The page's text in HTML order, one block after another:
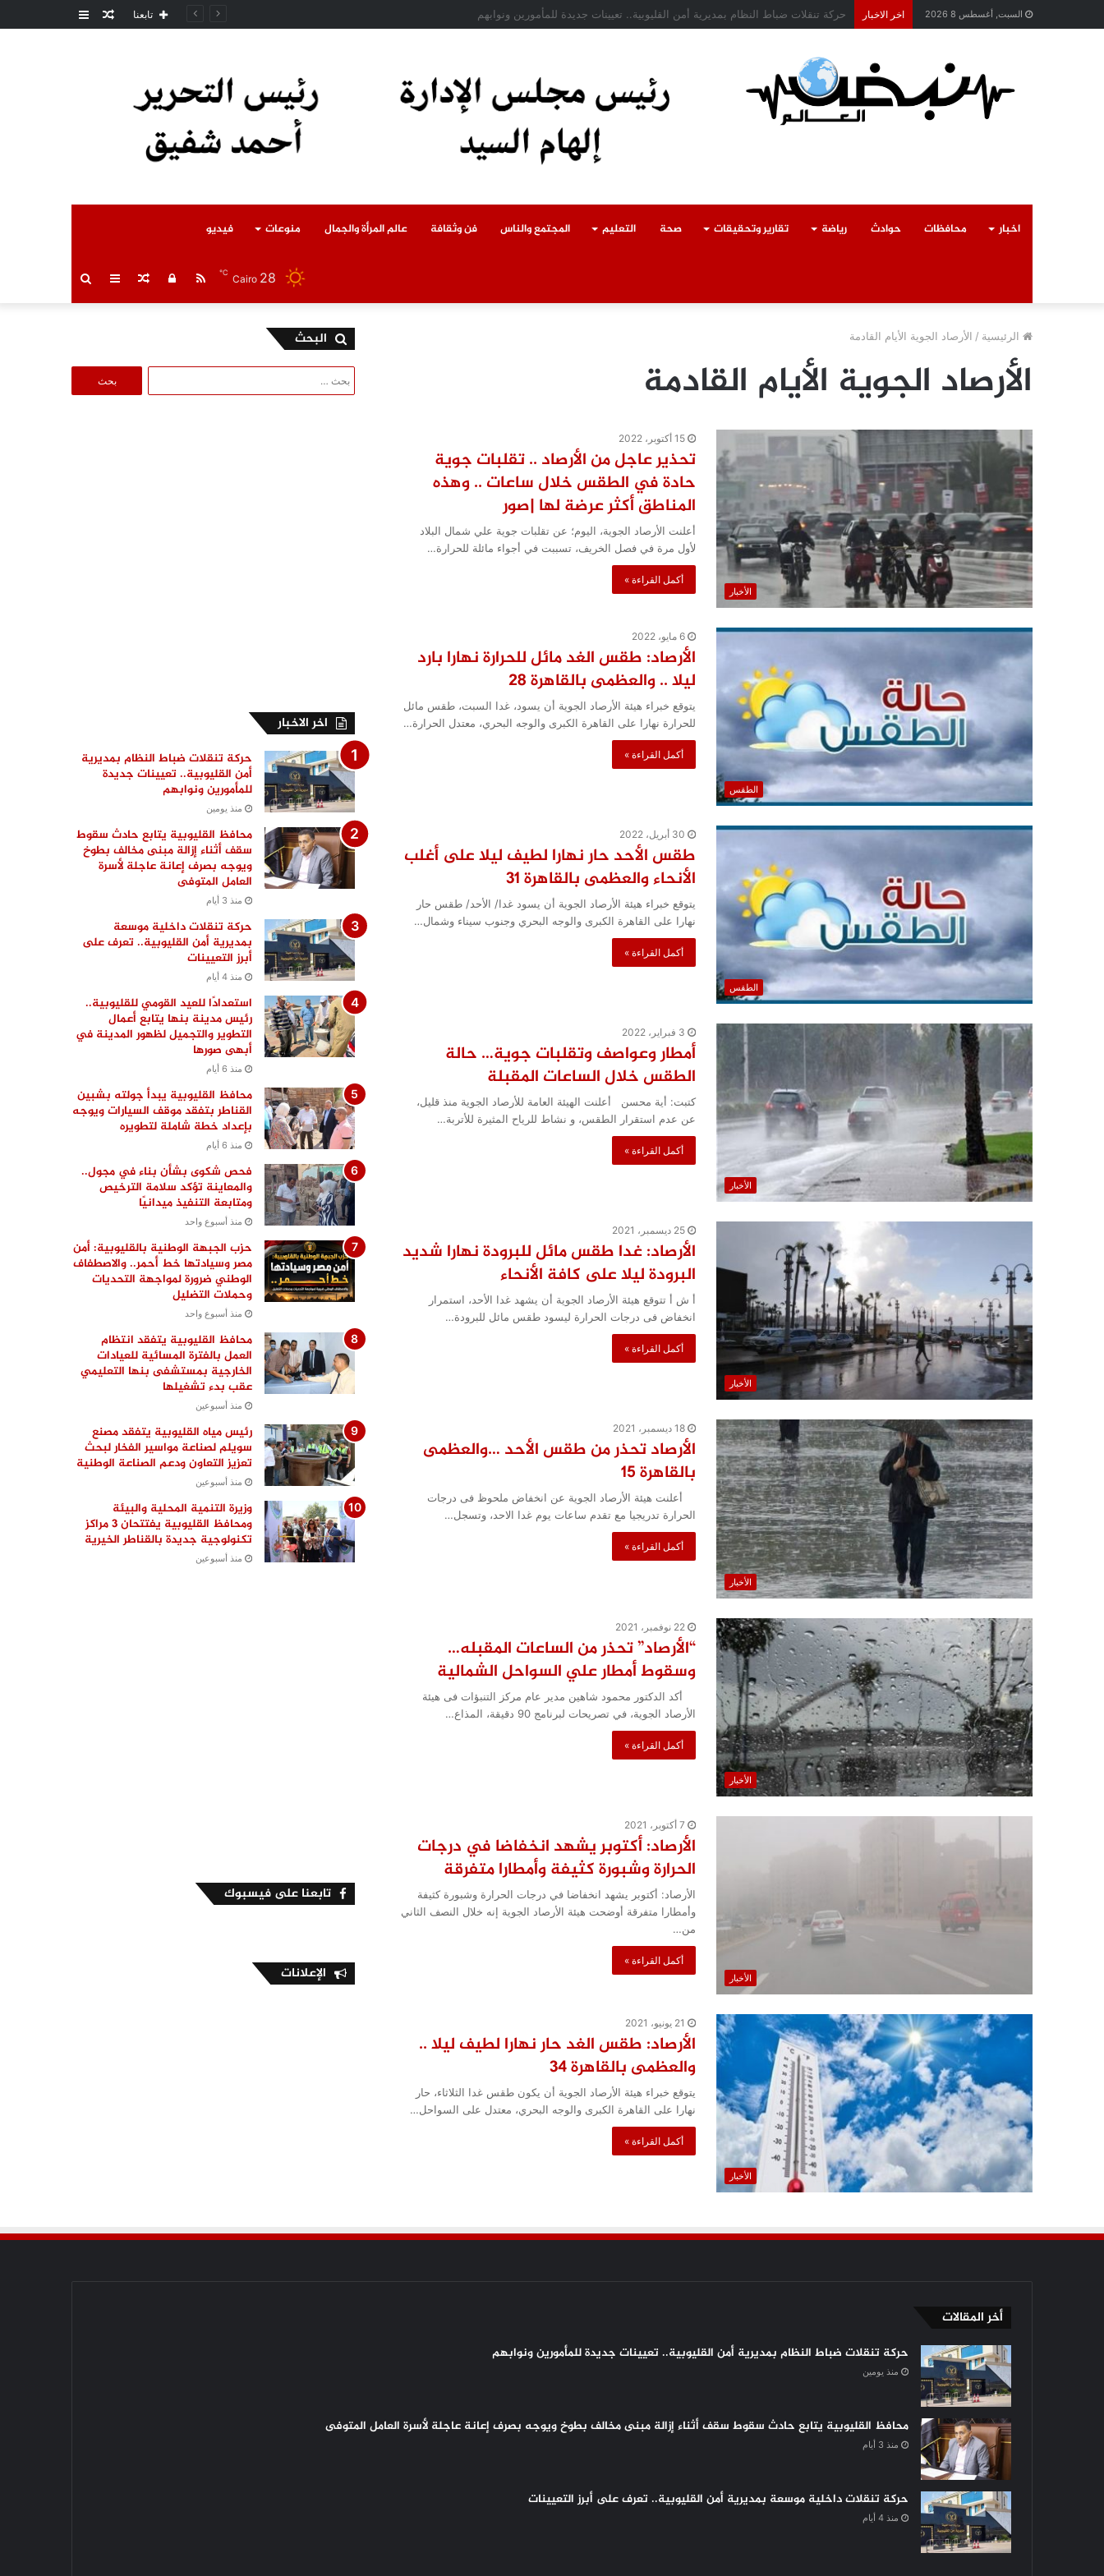
السبت, أغسطس 8 2026 اخر الاخبار محافظ القليوبية يتابع حادث سقوط سقف أثناء إزالة مبنى مخالف بطوخ ويوجه بصرف إعانة عاجلة لأسرة العامل المتوفى عمودمقال تابعنا
اخبار محافظات حوادث رياضة تقارير وتحقيقات صحة التعليم المجتمع والناس فن وثقافة عالم المرأة والجمال منوعات فيديو
بحث عمود مقالتسجيل RSS Cairo 28
℃
الرئيسية / الأرصاد الجوية الأيام القادمة
الأرصاد الجوية الأيام القادمة
الأخبار
15 أكتوبر، 2022
تحذير عاجل من الأرصاد .. تقلبات جوية
حادة في الطقس خلال ساعات .. وهذه
المناطق أكثر عرضة لها |صور
أعلنت الأرصاد الجوية، اليوم؛ عن تقلبات جوية علي شمال البلاد
لأول مرة في فصل الخريف، تسببت في أجواء مائلة للحرارة…
أكمل القراءة »
الطقس
6 مايو، 2022
الأرصاد: طقس الغد مائل للحرارة نهارا بارد
ليلا .. والعظمى بالقاهرة 28
يتوقع خبراء هيئة الأرصاد الجوية أن يسود، غدا السبت، طقس مائل
للحرارة نهارا على القاهرة الكبرى والوجه البحري، معتدل الحرارة…
أكمل القراءة »
الطقس
30 أبريل، 2022
طقس الأحد حار نهارا لطيف ليلا على أغلب
الأنحاء والعظمى بالقاهرة 31
يتوقع خبراء هيئة الأرصاد الجوية أن يسود غدا/ الأحد/ طقس حار
نهارا على القاهرة الكبرى والوجه البحري وجنوب سيناء وشمال…
أكمل القراءة »
الأخبار
3 فبراير، 2022
أمطار وعواصف وتقلبات جوية… حالة
الطقس خلال الساعات المقبلة
كتبت: أية محسن أعلنت الهيئة العامة للأرصاد الجوية منذ قليل،
عن عدم استقرار الطقس، و نشاط للرياح المثيرة للأتربة…
أكمل القراءة »
الأخبار
25 ديسمبر، 2021
الأرصاد: غدا طقس مائل للبرودة نهارا شديد
البرودة ليلا على كافة الأنحاء
أ ش أ تتوقع هيئة الأرصاد الجوية أن يشهد غدا الأحد، استمرار
انخفاض فى درجات الحرارة ليسود طقس مائل للبرودة…
أكمل القراءة »
الأخبار
18 ديسمبر، 2021
الأرصاد تحذر من طقس الأحد …والعظمى
بالقاهرة 15
أعلنت هيئة الأرصاد الجوية عن انخفاض ملحوظ فى درجات
الحرارة تدريجيا مع تقدم ساعات يوم غدا الاحد، وتسجل…
أكمل القراءة »
الأخبار
22 نوفمبر، 2021
“الأرصاد” تحذر من الساعات المقبله…
وسقوط أمطار علي السواحل الشمالية
أكد الدكتور محمود شاهين مدير عام مركز التنبؤات فى هيئة
الأرصاد الجوية، في تصريحات لبرنامج 90 دقيقة، المذاع…
أكمل القراءة »
الأخبار
7 أكتوبر، 2021
الأرصاد: أكتوبر يشهد انخفاضا في درجات
الحرارة وشبورة كثيفة وأمطارا متفرقة
الأرصاد: أكتوبر يشهد انخفاضا في درجات الحرارة وشبورة كثيفة
وأمطارا متفرقة أوضحت هيئة الأرصاد الجوية إنه خلال النصف الثاني
من…
أكمل القراءة »
الأخبار
21 يونيو، 2021
الأرصاد: طقس الغد حار نهارا لطيف ليلا ..
والعظمى بالقاهرة 34
يتوقع خبراء هيئة الأرصاد الجوية أن يكون طقس غدا الثلاثاء، حار
نهارا على القاهرة الكبرى والوجه البحري، معتدل على السواحل…
أكمل القراءة »
البحث
عن:
اخر الاخبار
حركة تنقلات ضباط النظام بمديرية
أمن القليوبية.. تعيينات جديدة
للمأمورين ونوابهم
منذ يومين
محافظ القليوبية يتابع حادث سقوط
سقف أثناء إزالة مبنى مخالف بطوخ
ويوجه بصرف إعانة عاجلة لأسرة
العامل المتوفى
منذ 3 أيام
حركة تنقلات داخلية موسعة
بمديرية أمن القليوبية.. تعرف على
أبرز التعيينات
منذ 4 أيام
استعدادًا للعيد القومي للقليوبية..
رئيس مدينة بنها يتابع أعمال
التطوير والتجميل لظهور المدينة في
أبهى صورها
منذ 6 أيام
محافظ القليوبية يبدأ جولته بشبين
القناطر بتفقد موقف السيارات ويوجه
بإعداد خطة شاملة لتطويره
منذ 6 أيام
فحص شكوى بشأن بناء في مجول..
والمعاينة تؤكد سلامة الترخيص
ومتابعة التنفيذ ميدانيًا
منذ أسبوع واحد
حزب الجبهة الوطنية بالقليوبية: أمن
مصر وسيادتها خط أحمر.. والاصطفاف
الوطني ضرورة لمواجهة التحديات
وحملات التضليل
منذ أسبوع واحد
محافظ القليوبية يتفقد انتظام
العمل بالفترة المسائية للعيادات
الخارجية بمستشفى بنها التعليمي
عقب بدء تشغيلها
منذ أسبوعين
رئيس مياه القليوبية يتفقد مصنع
سويلم لصناعة مواسير الفخار لبحث
تعزيز التعاون ودعم الصناعة الوطنية
منذ أسبوعين
وزيرة التنمية المحلية والبيئة
ومحافظ القليوبية يفتتحان 3 مراكز
تكنولوجية جديدة بالقناطر الخيرية
منذ أسبوعين
تابعنا على فيسبوك
الإعلانات
أخر المقالات
حركة تنقلات ضباط النظام بمديرية أمن القليوبية.. تعيينات جديدة للمأمورين ونوابهم
منذ يومين
محافظ القليوبية يتابع حادث سقوط سقف أثناء إزالة مبنى مخالف بطوخ ويوجه بصرف إعانة عاجلة لأسرة العامل المتوفى
منذ 3 أيام
حركة تنقلات داخلية موسعة بمديرية أمن القليوبية.. تعرف على أبرز التعيينات
منذ 4 أيام